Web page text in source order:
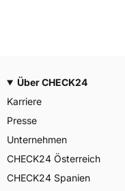
Über CHECK24
Karriere
Presse
Unternehmen
CHECK24 Österreich
CHECK24 Spanien